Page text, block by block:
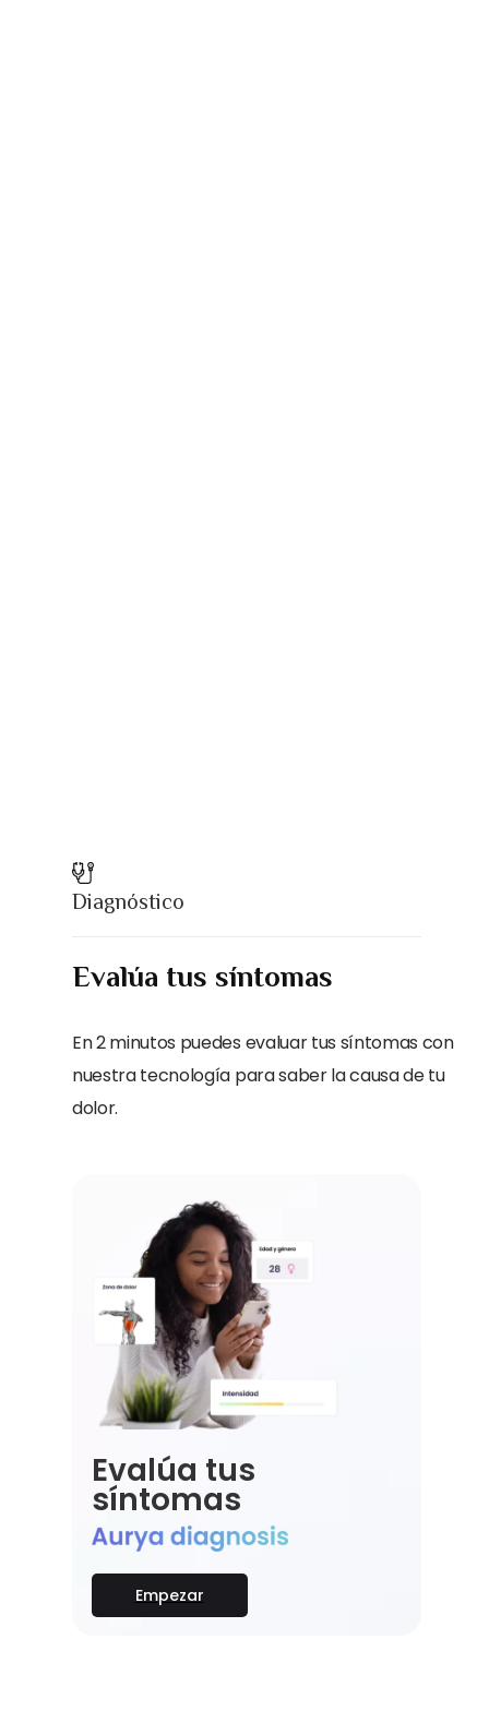
Diagnóstico
Evalúa tus síntomas
En 2 minutos puedes evaluar tus síntomas con
nuestra tecnología para saber la causa de tu
dolor.
Evalúa tus
síntomas
Empezar